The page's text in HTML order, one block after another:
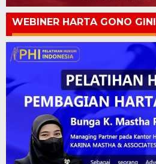
WEBINER HARTA GONO GINI